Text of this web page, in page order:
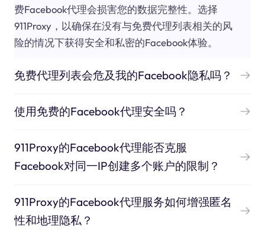
费Facebook代理会损害您的数据完整性。选择
911Proxy，以确保在没有与免费代理列表相关的风
险的情况下获得安全和私密的Facebook体验。
免费代理列表会危及我的Facebook隐私吗？
使用免费的Facebook代理安全吗？
911Proxy的Facebook代理能否克服
Facebook对同一IP创建多个账户的限制？
911Proxy的Facebook代理服务如何增强匿名
性和地理隐私？